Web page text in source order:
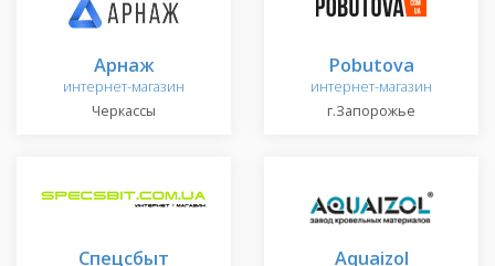
Арнаж
интернет-магазин
Черкассы
Pobutova
интернет-магазин
г.Запорожье
Спецсбыт Aquaizol